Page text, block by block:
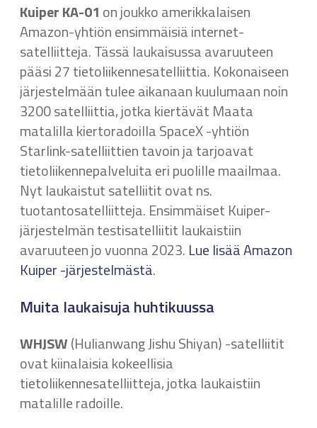
Kuiper KA-01 on joukko amerikkalaisen
Amazon-yhtiön ensimmäisiä internet-
satelliitteja. Tässä laukaisussa avaruuteen
pääsi 27 tietoliikennesatelliittia. Kokonaiseen
järjestelmään tulee aikanaan kuulumaan noin
3200 satelliittia, jotka kiertävät Maata
matalilla kiertoradoilla SpaceX -yhtiön
Starlink-satelliittien tavoin ja tarjoavat
tietoliikennepalveluita eri puolille maailmaa.
Nyt laukaistut satelliitit ovat ns.
tuotantosatelliitteja. Ensimmäiset Kuiper-
järjestelmän testisatelliitit laukaistiin
avaruuteen jo vuonna 2023. Lue lisää Amazon
Kuiper -järjestelmästä.
Muita laukaisuja huhtikuussa
WHJSW(Hulianwang Jishu Shiyan) -satelliitit
ovat kiinalaisia kokeellisia
tietoliikennesatelliitteja, jotka laukaistiin
matalille radoille.